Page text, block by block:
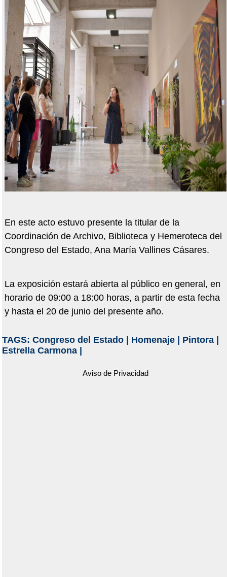
En este acto estuvo presente la titular de la
Coordinación de Archivo, Biblioteca y Hemeroteca del
Congreso del Estado, Ana María Vallines Cásares.
La exposición estará abierta al público en general, en
horario de 09:00 a 18:00 horas, a partir de esta fecha
y hasta el 20 de junio del presente año.
TAGS: Congreso del Estado| Homenaje| Pintora|
Estrella Carmona|
Aviso de Privacidad